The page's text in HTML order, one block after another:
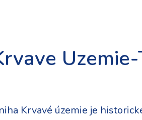
Krvavé územie je